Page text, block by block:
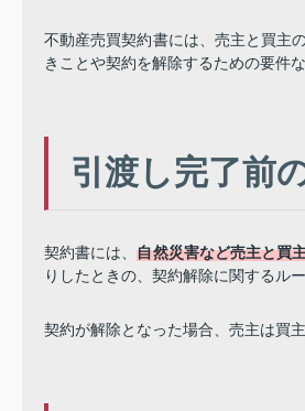
不動産売買契約書には、売主と買主
きことや契約を解除するための要件
引渡し完了前
契約書には、自然災害など売主と買
りしたときの、契約解除に関するル
契約が解除となった場合、売主は買